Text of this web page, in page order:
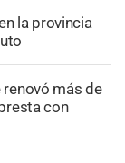
la provincia
renovó más de
con